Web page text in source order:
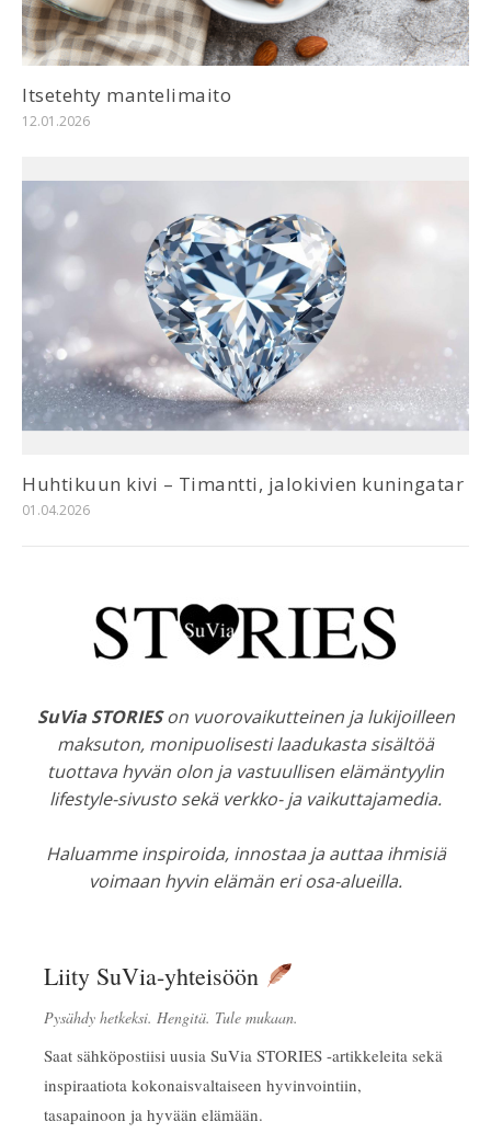
Itsetehty mantelimaito
12.01.2026
Huhtikuun kivi – Timantti, jalokivien kuningatar
01.04.2026
SuVia STORIESon vuorovaikutteinen ja lukijoilleen
maksuton, monipuolisesti laadukasta sisältöä
tuottava hyvän olon ja vastuullisen elämäntyylin
lifestyle-sivusto sekä verkko- ja vaikuttajamedia.
Haluamme inspiroida, innostaa ja auttaa ihmisiä
voimaan hyvin elämän eri osa-alueilla.
Liity SuVia-yhteisöön
Pysähdy hetkeksi. Hengitä. Tule mukaan.
Saat sähköpostiisi uusia SuVia STORIES -artikkeleita sekä
inspiraatiota kokonaisvaltaiseen hyvinvointiin,
tasapainoon ja hyvään elämään.